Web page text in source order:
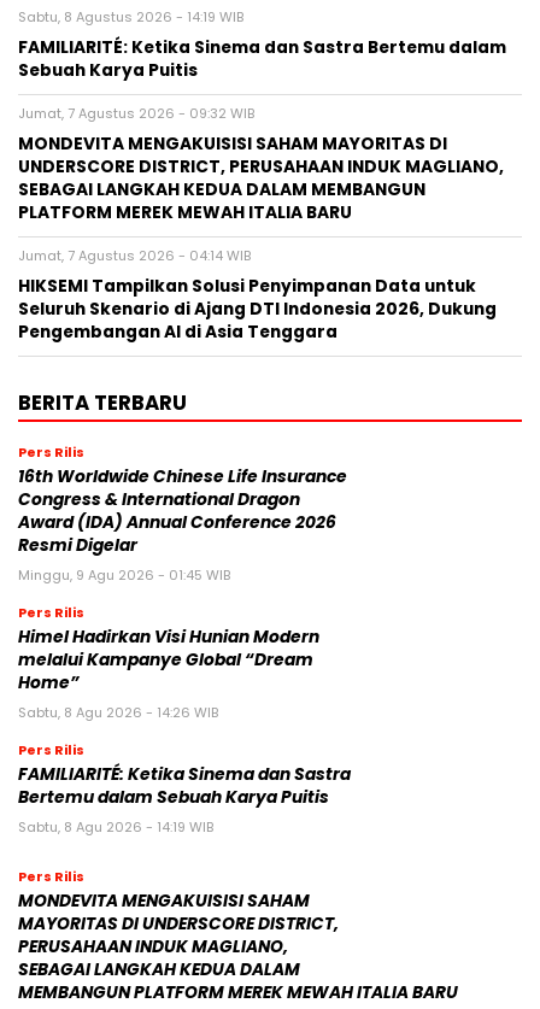
Sabtu, 8 Agustus 2026 - 14:19 WIB
FAMILIARITÉ: Ketika Sinema dan Sastra Bertemu dalam
Sebuah Karya Puitis
Jumat, 7 Agustus 2026 - 09:32 WIB
MONDEVITA MENGAKUISISI SAHAM MAYORITAS DI
UNDERSCORE DISTRICT, PERUSAHAAN INDUK MAGLIANO,
SEBAGAI LANGKAH KEDUA DALAM MEMBANGUN
PLATFORM MEREK MEWAH ITALIA BARU
Jumat, 7 Agustus 2026 - 04:14 WIB
HIKSEMI Tampilkan Solusi Penyimpanan Data untuk
Seluruh Skenario di Ajang DTI Indonesia 2026, Dukung
Pengembangan AI di Asia Tenggara
BERITA TERBARU
Pers Rilis
16th Worldwide Chinese Life Insurance
Congress & International Dragon
Award (IDA) Annual Conference 2026
Resmi Digelar
Minggu, 9 Agu 2026 - 01:45 WIB
Pers Rilis
Himel Hadirkan Visi Hunian Modern
melalui Kampanye Global “Dream
Home”
Sabtu, 8 Agu 2026 - 14:26 WIB
Pers Rilis
FAMILIARITÉ: Ketika Sinema dan Sastra
Bertemu dalam Sebuah Karya Puitis
Sabtu, 8 Agu 2026 - 14:19 WIB
Pers Rilis
MONDEVITA MENGAKUISISI SAHAM
MAYORITAS DI UNDERSCORE DISTRICT,
PERUSAHAAN INDUK MAGLIANO,
SEBAGAI LANGKAH KEDUA DALAM
MEMBANGUN PLATFORM MEREK MEWAH ITALIA BARU